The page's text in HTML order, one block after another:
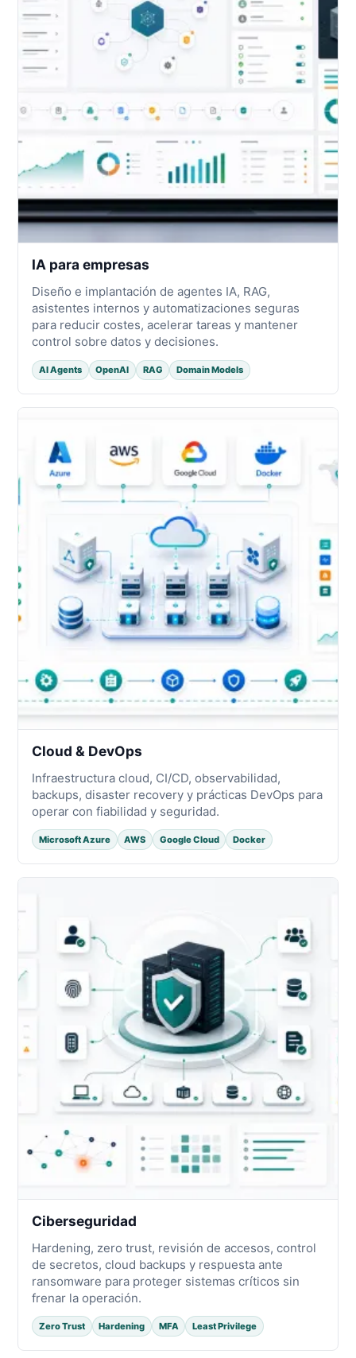
IA para empresas
Diseño e implantación de agentes IA, RAG,
asistentes internos y automatizaciones seguras
para reducir costes, acelerar tareas y mantener
control sobre datos y decisiones.
AI Agents OpenAI RAG Domain Models
Cloud & DevOps
Infraestructura cloud, CI/CD, observabilidad,
backups, disaster recovery y prácticas DevOps para
operar con fiabilidad y seguridad.
Microsoft Azure AWS Google Cloud Docker
Ciberseguridad
Hardening, zero trust, revisión de accesos, control
de secretos, cloud backups y respuesta ante
ransomware para proteger sistemas críticos sin
frenar la operación.
Zero Trust Hardening MFA Least Privilege